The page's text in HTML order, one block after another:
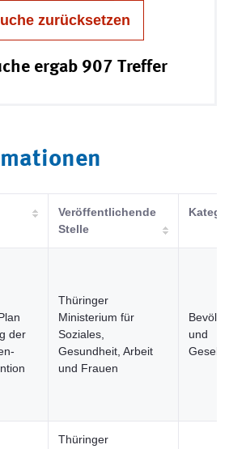
zurücksetzen
ergab 907 Treffer
Veröffentlichende
Stelle
der
Thüringer
Ministerium für
Soziales,
Gesundheit, Arbeit
und Frauen
und
Thüringer